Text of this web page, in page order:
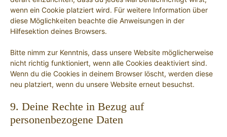
wenn ein Cookie platziert wird. Für weitere Information über
diese Möglichkeiten beachte die Anweisungen in der
Hilfesektion deines Browsers.
Bitte nimm zur Kenntnis, dass unsere Website möglicherweise
nicht richtig funktioniert, wenn alle Cookies deaktiviert sind.
Wenn du die Cookies in deinem Browser löscht, werden diese
neu platziert, wenn du unsere Website erneut besuchst.
9. Deine Rechte in Bezug auf
personenbezogene Daten